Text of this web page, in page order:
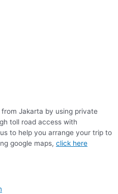
Jakarta by using private
toll road access with
to help you arrange your trip to
google maps, click here